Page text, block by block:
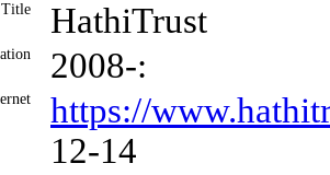
Title HathiTrust
2008-:
https://
12-14